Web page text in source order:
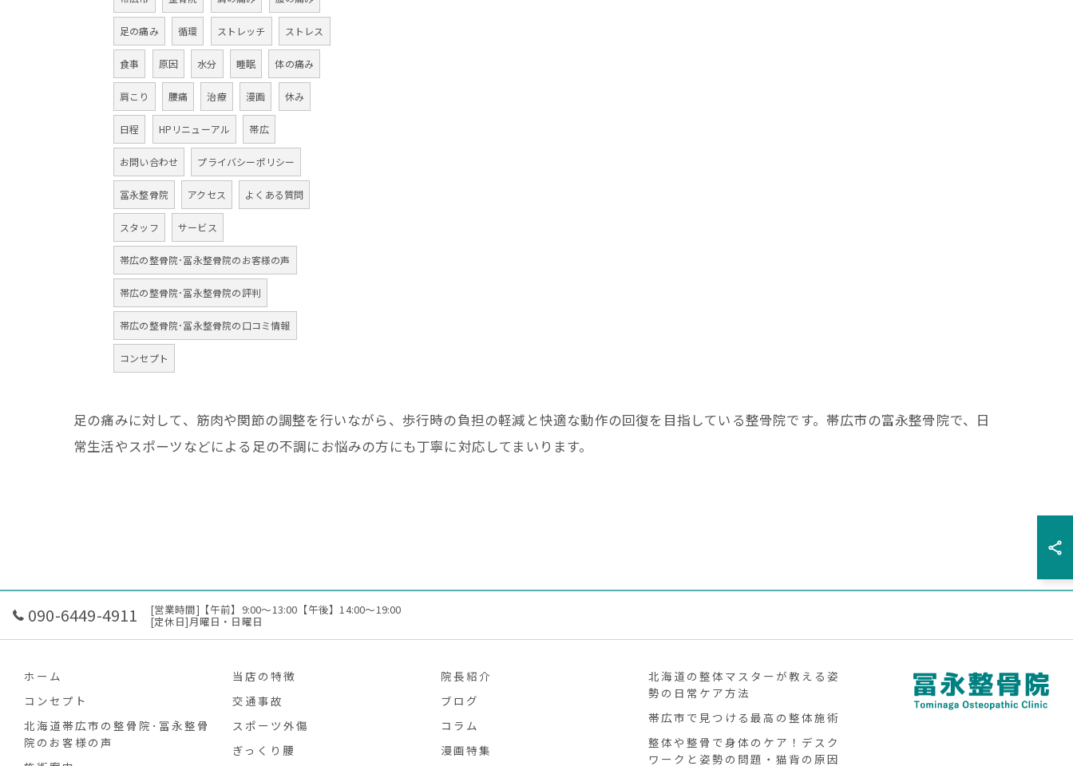
足の痛み 循環 ストレッチ ストレス
食事 原因 水分 睡眠 体の痛み
肩こり 腰痛 治療 漫画 休み
日程 HPリニューアル 帯広
お問い合わせ プライバシーポリシー
冨永整骨院 アクセス よくある質問
スタッフ サービス
帯広の整骨院･冨永整骨院のお客様の声
帯広の整骨院･冨永整骨院の評判
帯広の整骨院･冨永整骨院の口コミ情報
コンセプト
足の痛みに対して、筋肉や関節の調整を行いながら、歩行時の負担の軽減と快適な動作の回復を目指している整骨院です。帯広市の富永整骨院で、日
常生活やスポーツなどによる足の不調にお悩みの方にも丁寧に対応してまいります。
090-6449-4911 [営業時間]【午前】9:00～13:00【午後】14:00～19:00
[定休日]月曜日・日曜日
ホーム
コンセプト
北海道帯広市の整骨院･冨永整骨
院のお客様の声
当店の特徴
交通事故
スポーツ外傷
ぎっくり腰
院長紹介
ブログ
コラム
漫画特集
北海道の整体マスターが教える姿
勢の日常ケア方法
帯広市で見つける最高の整体施術
整体や整骨で身体のケア！デスク
ワークと姿勢の問題・猫背の原因